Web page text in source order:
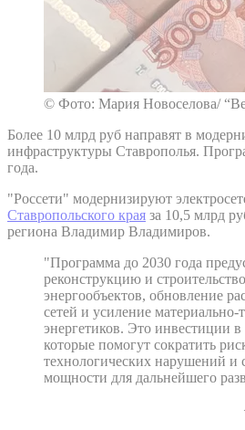
© Фото: Мария Новоселова/
Более 10 млрд руб направят в
инфраструктуры Ставрополья.
года.
"Россети" модернизируют
Ставропольского края за 10,5 млрд
региона Владимир Владимиров.
"Программа до 2030 года
реконструкцию и
энергообъектов, обновление
сетей и усиление материально-
энергетиков. Это инвестиции в
которые помогут сократить
технологических нарушений и
мощности для дальнейшего